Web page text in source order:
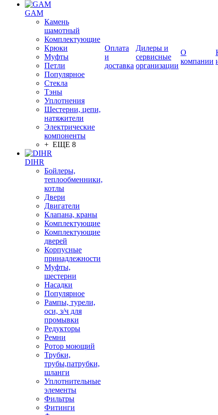
GAM
Камень
шамотный
Комплектующие
Крюки
Муфты
Петли
Популярное
Стекла
Тэны
Уплотнения
Шестерни, цепи,
натяжители
Электрические
компоненты
+ ЕЩЕ 8
DIHR
Бойлеры,
теплообменники,
котлы
Двери
Двигатели
Клапана, краны
Комплектующие
Комплектующие
дверей
Корпусные
принадлежности
Муфты,
шестерни
Насадки
Популярное
Рампы, турели,
оси, з/ч для
промывки
Редукторы
Ремни
Ротор моющий
Трубки,
трубы,патрубки,
шланги
Уплотнительные
элементы
Фильтры
Фитинги
Оплата
и
доставка
Дилеры и
сервисные
организации
О
компании